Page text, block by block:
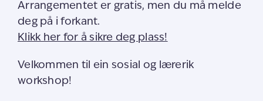
Arrangementet er gratis, men du må melde
deg på i forkant.
Klikk her for å sikre deg plass!
Velkommen til ein sosial og lærerik
workshop!